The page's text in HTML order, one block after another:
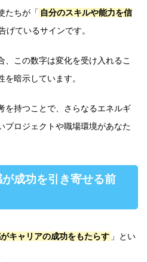
たちが「 自分のスキルや能力を信
げているサインです。
、この数字は変化を受け入れるこ
暗示しています。
を持つことで、さらなるエネルギ
プロジェクトや職場環境があなた
成功を引き寄せる前
キャリアの成功をもたらす 」とい